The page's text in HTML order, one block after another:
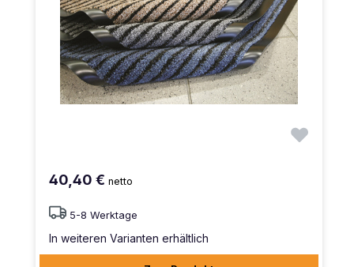
40,40 € netto
5-8 Werktage
In weiteren Varianten erhältlich